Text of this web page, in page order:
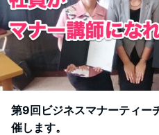
第9回ビジネスマナーティー
催します。